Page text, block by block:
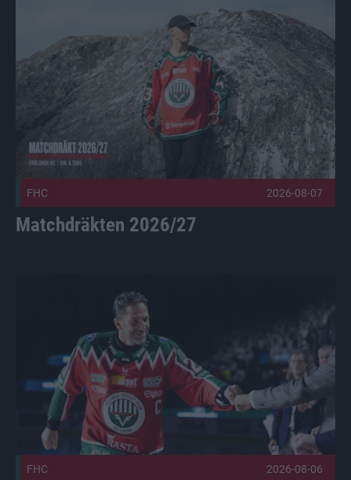
Matchdräkten 2026/27 Publicerad 2026-08-07
FHC 2026-08-07
Matchdräkten 2026/27
FHC 2026-08-06